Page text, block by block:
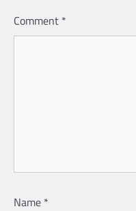
Comment *
Name *